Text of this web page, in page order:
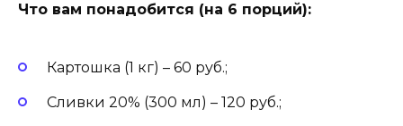
Что вам понадобится (на 6 порций):
Картошка (1 кг) – 60 руб.;
Сливки 20% (300 мл) – 120 руб.;